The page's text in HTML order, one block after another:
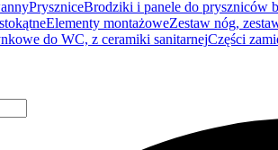
PryszniceBrodziki i panele do pryszniców
Elementy montażoweZestaw nóg,
do WC, z ceramiki sanitarnejCzęści